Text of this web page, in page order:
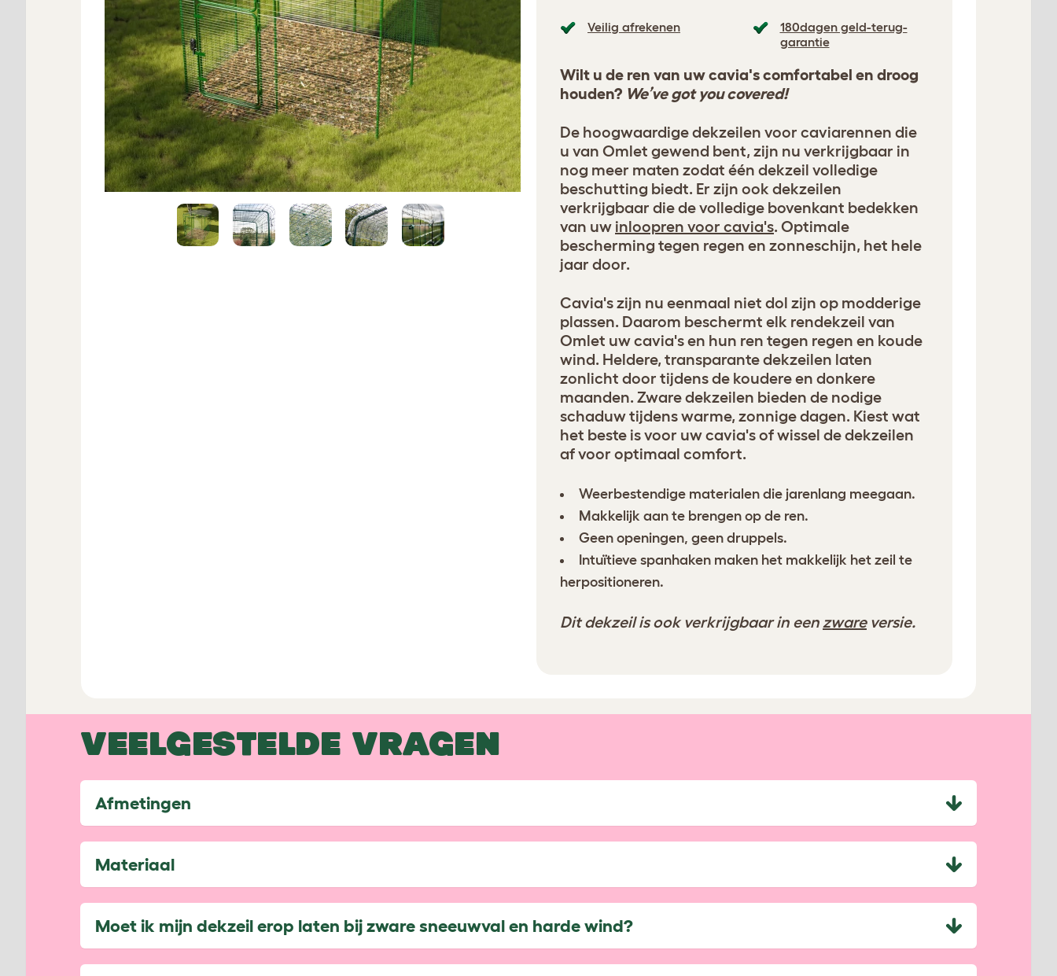
Veilig afrekenen
180dagen geld-terug-
garantie
Wilt u de ren van uw cavia's comfortabel en droog
houden? We’ve got you covered!
De hoogwaardige dekzeilen voor caviarennen die
u van Omlet gewend bent, zijn nu verkrijgbaar in
nog meer maten zodat één dekzeil volledige
beschutting biedt. Er zijn ook dekzeilen
verkrijgbaar die de volledige bovenkant bedekken
van uw inloopren voor cavia's. Optimale
bescherming tegen regen en zonneschijn, het hele
jaar door.
Cavia's zijn nu eenmaal niet dol zijn op modderige
plassen. Daarom beschermt elk rendekzeil van
Omlet uw cavia's en hun ren tegen regen en koude
wind. Heldere, transparante dekzeilen laten
zonlicht door tijdens de koudere en donkere
maanden. Zware dekzeilen bieden de nodige
schaduw tijdens warme, zonnige dagen. Kiest wat
het beste is voor uw cavia's of wissel de dekzeilen
af voor optimaal comfort.
Weerbestendige materialen die jarenlang meegaan.
Makkelijk aan te brengen op de ren.
Geen openingen, geen druppels.
Intuïtieve spanhaken maken het makkelijk het zeil te
herpositioneren.
Dit dekzeil is ook verkrijgbaar in een zwareversie.
VEELGESTELDE VRAGEN
Afmetingen
Materiaal
Moet ik mijn dekzeil erop laten bij zware sneeuwval en harde wind?